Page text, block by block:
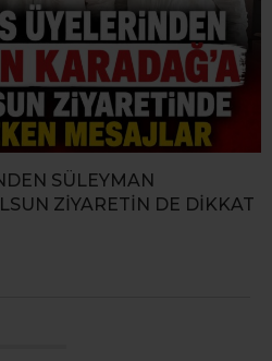
SÜLEYMAN
ZİYARETİN DE DİKKAT